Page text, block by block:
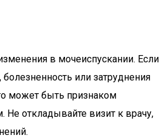
в мочеиспускании. Если
или затруднения
может быть признаком
Не откладывайте визит к врачу,